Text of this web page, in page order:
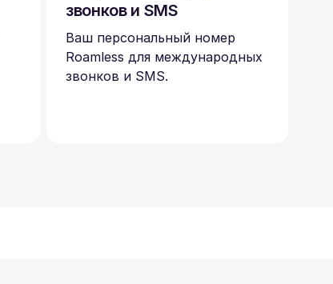
звонков и SMS
Ваш персональный номер
Roamless для международных
звонков и SMS.